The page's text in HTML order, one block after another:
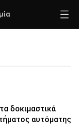
δοκιμαστικά
αυτόματης